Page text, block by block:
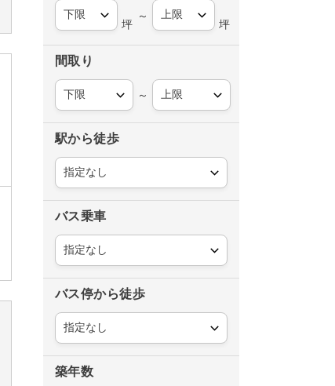
坪
～
坪
間取り
～
駅から徒歩
バス乗車
バス停から徒歩
築年数